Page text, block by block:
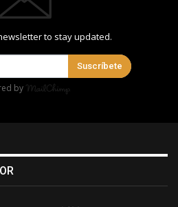
to stay updated.
Suscríbete
by